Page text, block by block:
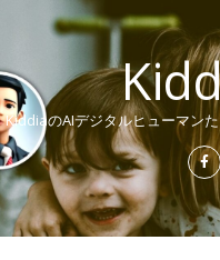
KiddiaのAIデジタルヒューマン